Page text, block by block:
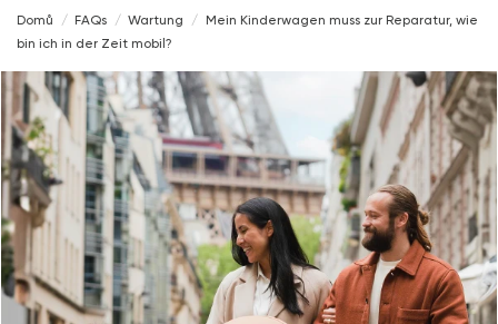
Domů FAQs Wartung
Mein Kinderwagen muss zur Reparatur, wie
bin ich in der Zeit mobil?